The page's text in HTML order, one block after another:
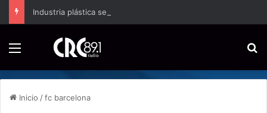
Industria plástica se suma a la economía circular
Inicio /fc barcelona